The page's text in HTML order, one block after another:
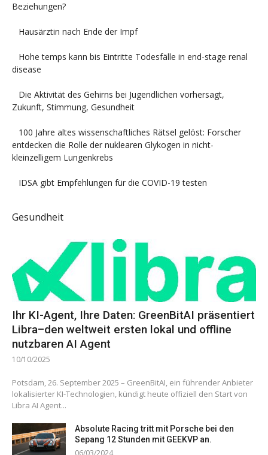
Beziehungen?
Hausärztin nach Ende der Impf
Hohe temps kann bis Eintritte Todesfälle in end-stage renal
disease
Die Aktivität des Gehirns bei Jugendlichen vorhersagt,
Zukunft, Stimmung, Gesundheit
100 Jahre altes wissenschaftliches Rätsel gelöst: Forscher
entdecken die Rolle der nuklearen Glykogen in nicht-
kleinzelligem Lungenkrebs
IDSA gibt Empfehlungen für die COVID-19 testen
Gesundheit
Ihr KI-Agent, Ihre Daten: GreenBitAI präsentiert
Libra–den weltweit ersten lokal und offline
nutzbaren AI Agent
10/10/2025
Potsdam, 26. September 2025 – GreenBitAI, ein führender Anbieter
lokalisierter KI-Technologien, kündigt heute offiziell den Start von
Libra AI Agent...
Absolute Racing tritt mit Porsche bei den
Sepang 12 Stunden mit GEEKVP an.
06/03/2024